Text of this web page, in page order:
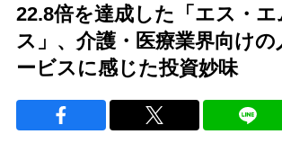
22.8倍を達成した「エス・エ
ス」、介護・医療業界向けの
ービスに感じた投資妙味